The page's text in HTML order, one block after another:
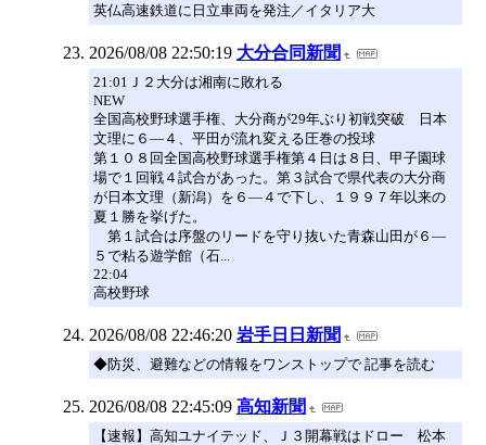
英仏高速鉄道に日立車両を発注／イタリア大
2026/08/08 22:50:19 大分合同新聞
21:01Ｊ２大分は湘南に敗れる
NEW
全国高校野球選手権、大分商が29年ぶり初戦突破 日本
文理に６―４、平田が流れ変える圧巻の投球
第１０８回全国高校野球選手権第４日は８日、甲子園球
場で１回戦４試合があった。第３試合で県代表の大分商
が日本文理（新潟）を６―４で下し、１９９７年以来の
夏１勝を挙げた。
第１試合は序盤のリードを守り抜いた青森山田が６―
５で粘る遊学館（石...
22:04
高校野球
2026/08/08 22:46:20 岩手日日新聞
◆防災、避難などの情報をワンストップで 記事を読む
2026/08/08 22:45:09 高知新聞
【速報】高知ユナイテッド、Ｊ３開幕戦はドロー 松本